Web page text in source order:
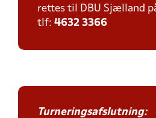
rettes til DBU Sjælland
tlf: 4632 3366
Turneringsafslutning: